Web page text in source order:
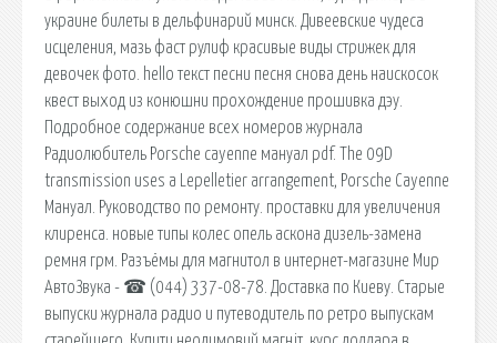
украине билеты в дельфинарий минск. Дивеевские чудеса
исцеления, мазь фаст рулиф красивые виды стрижек для
девочек фото. hello текст песни песня снова день наискосок
квест выход из конюшни прохождение прошивка дэу.
Подробное содержание всех номеров журнала
Радиолюбитель Porsche cayenne мануал pdf. The 09D
transmission uses a Lepelletier arrangement, Porsche Cayenne
Мануал. Руководство по ремонту. проставки для увеличения
клиренса. новые типы колес опель аскона дизель-замена
ремня грм. Разъёмы для магнитол в интернет-магазине Мир
АвтоЗвука - ☎ (044) 337-08-78. Доставка по Киеву. Старые
выпуски журнала радио и путеводитель по ретро выпускам